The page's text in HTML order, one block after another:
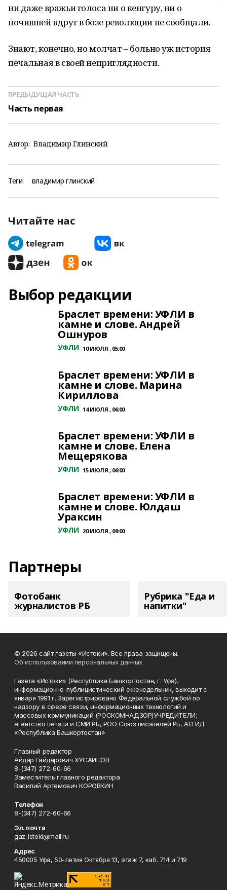
ни даже вражьи голоса ни о кенгуру, ни о
почившей вдруг в бозе революции не сообщали.
Знают, конечно, но молчат – больно уж история
печальная в своей неприглядности.
ПРЕДЫДУЩАЯ ЧАСТЬ
Часть первая
Автор: Владимир Глинский
Теги: владимир глинский
Читайте нас
Выбор редакции
Браслет времени: УФЛИ в
камне и слове. Андрей
Ошнуров
УФЛИ 10 ИЮЛЯ , 05:00
Браслет времени: УФЛИ в
камне и слове. Марина
Кириллова
УФЛИ 14 ИЮЛЯ , 06:00
Браслет времени: УФЛИ в
камне и слове. Елена
Мещерякова
УФЛИ 15 ИЮЛЯ , 06:00
Браслет времени: УФЛИ в
камне и слове. Юлдаш
Ураксин
УФЛИ 20 ИЮЛЯ , 09:00
Партнеры
Фотобанк
журналистов РБ
Рубрика "Еда и
напитки"
© 2026 сайт газеты «Истоки». Все права защищены.
Об использовании персональных данных
Газета «Истоки» (Республика Башкортостан, г. Уфа),
информационно-публицистический еженедельник, выходит с
января 1991 г. Зарегистрировано Федеральной службой по
надзору в сфере связи, информационных технологий и
массовых коммуникаций (РОСКОМНАДЗОР)УЧРЕДИТЕЛИ:
агентство печати и СМИ РБ, РОО Союз писателей РБ, АО ИД
«Республика Башкортостан»
Главный редактор
Айдар Гайдарович ХУСАИНОВ
8-(347) 272-60-66
Заместитель главного редактора
Василий Артемович КОРОВКИН
Телефон
8-(347) 272-60-66
Эл. почта
gaz_istoki@mail.ru
Адрес
450005 Уфа, 50-летия Октября 13, этаж 7, каб. 714 и 719